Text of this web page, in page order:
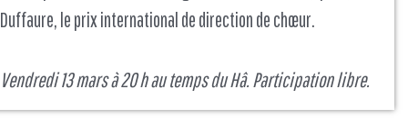
Duffaure, le prix international de direction de chœur.
Vendredi 13 mars à 20 h au temps du Hâ. Participation libre.